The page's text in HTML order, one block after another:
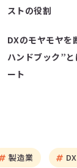
ストの役割
DXのモヤモヤを断ち切る “
ハンドブック”
ート
製造業